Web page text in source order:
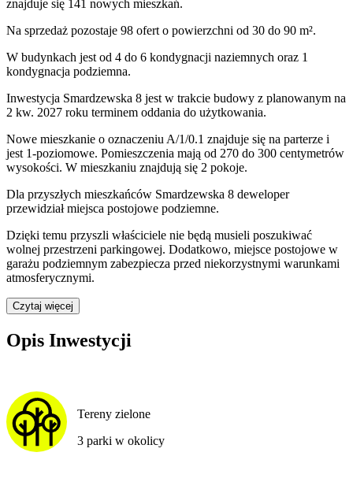
znajduje się 141 nowych mieszkań.
Na sprzedaż pozostaje 98 ofert o powierzchni od 30 do 90 m².
W budynkach jest od 4 do 6 kondygnacji naziemnych oraz 1
kondygnacja podziemna.
Inwestycja Smardzewska 8 jest w trakcie budowy z planowanym na
2 kw. 2027 roku terminem oddania do użytkowania.
Nowe mieszkanie o oznaczeniu A/1/0.1 znajduje się na parterze i
jest 1-poziomowe. Pomieszczenia mają od 270 do 300 centymetrów
wysokości. W mieszkaniu znajdują się 2 pokoje.
Dla przyszłych mieszkańców Smardzewska 8 deweloper
przewidziałmiejsca postojowe podziemne.
Dzięki temu przyszli właściciele nie będą musieli poszukiwać
wolnej przestrzeni parkingowej. Dodatkowo, miejsce postojowe w
garażu podziemnym zabezpiecza przed niekorzystnymi warunkami
atmosferycznymi.
Czytaj więcej
Opis Inwestycji
Tereny zielone
3 parki w okolicy